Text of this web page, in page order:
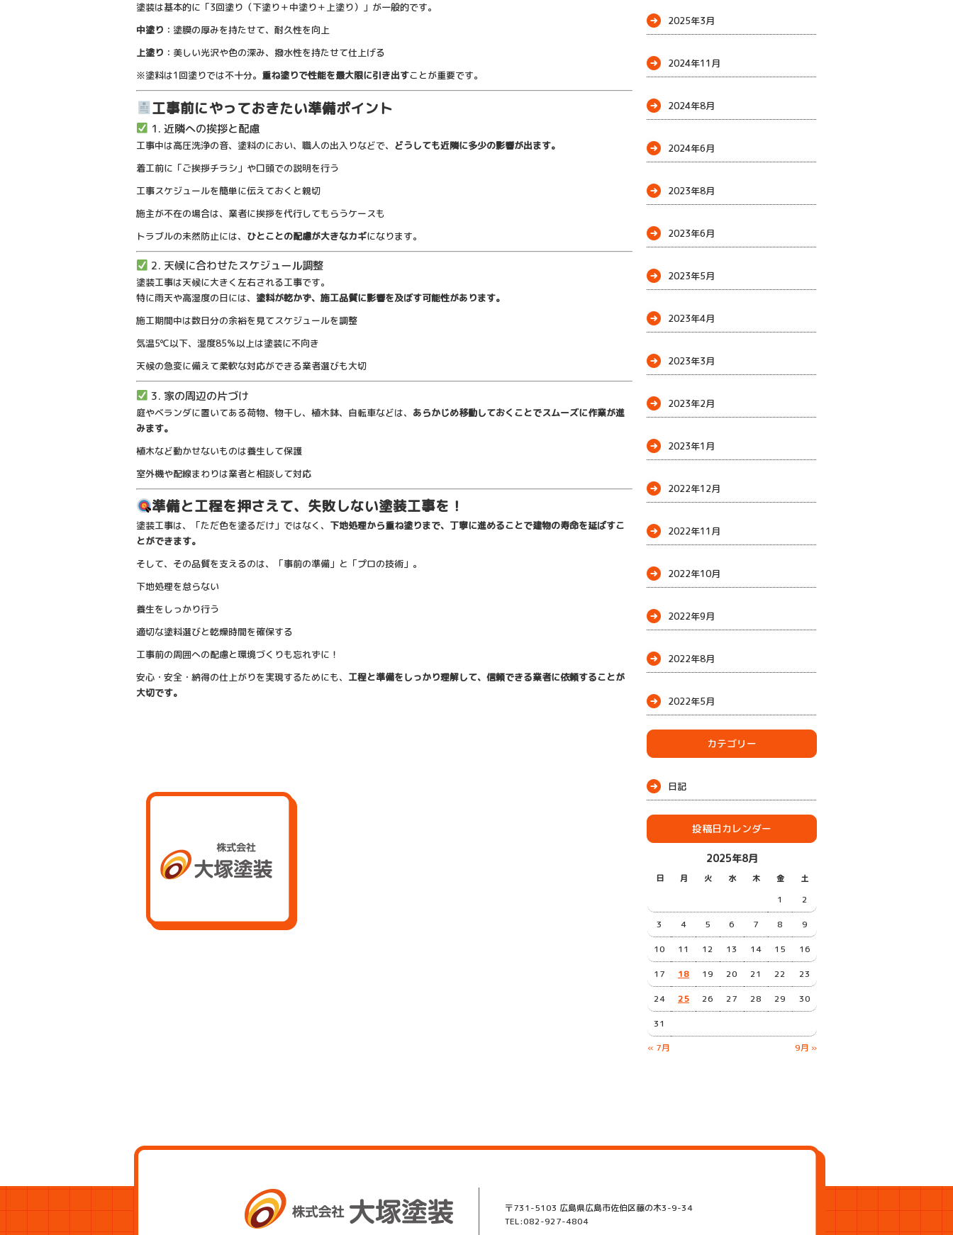
塗装は基本的に「3回塗り（下塗り＋中塗り＋上塗り）」が一般的です。
中塗り ：塗膜の厚みを持たせて、耐久性を向上
上塗り ：美しい光沢や色の深み、撥水性を持たせて仕上げる
※塗料は1回塗りでは不十分。 重ね塗りで性能を最大限に引き出すことが重要です。
工事前にやっておきたい準備ポイント
1. 近隣への挨拶と配慮
工事中は高圧洗浄の音、塗料のにおい、職人の出入りなどで、 どうしても近隣に多少の影響が出ます。
着工前に「ご挨拶チラシ」や口頭での説明を行う
工事スケジュールを簡単に伝えておくと親切
施主が不在の場合は、業者に挨拶を代行してもらうケースも
トラブルの未然防止には、 ひとことの配慮が大きなカギになります。
2. 天候に合わせたスケジュール調整
塗装工事は天候に大きく左右される工事です。
特に雨天や高湿度の日には、 塗料が乾かず、施工品質に影響を及ぼす可能性があります。
施工期間中は数日分の余裕を見てスケジュールを調整
気温5℃以下、湿度85％以上は塗装に不向き
天候の急変に備えて柔軟な対応ができる業者選びも大切
3. 家の周辺の片づけ
庭やベランダに置いてある荷物、物干し、植木鉢、自転車などは、 あらかじめ移動しておくことでスムーズに作業が進
みます。
植木など動かせないものは養生して保護
室外機や配線まわりは業者と相談して対応
準備と工程を押さえて、失敗しない塗装工事を！
塗装工事は、「ただ色を塗るだけ」ではなく、 下地処理から重ね塗りまで、丁寧に進めることで建物の寿命を延ばすこ
とができます。
そして、その品質を支えるのは、「事前の準備」と「プロの技術」。
下地処理を怠らない
養生をしっかり行う
適切な塗料選びと乾燥時間を確保する
工事前の周囲への配慮と環境づくりも忘れずに！
安心・安全・納得の仕上がりを実現するためにも、 工程と準備をしっかり理解して、信頼できる業者に依頼することが
大切です。
2025年3月
2024年11月
2024年8月
2024年6月
2023年8月
2023年6月
2023年5月
2023年4月
2023年3月
2023年2月
2023年1月
2022年12月
2022年11月
2022年10月
2022年9月
2022年8月
2022年5月
カテゴリー
日記
投稿日カレンダー
2025年8月
日 月 火 水 木 金 土
« 7月 9月 »
1 2
3 4 5 6 7 8 9
10 11 12 13 14 15 16
17 18 19 20 21 22 23
24 25 26 27 28 29 30
31
〒731-5103 広島県広島市佐伯区藤の木3-9-34
TEL:082-927-4804